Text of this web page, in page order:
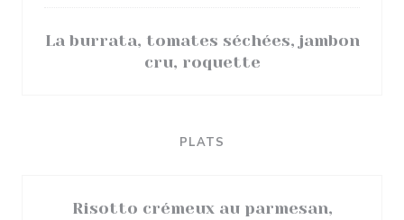
La burrata, tomates séchées, jambon
cru, roquette
PLATS
Risotto crémeux au parmesan,